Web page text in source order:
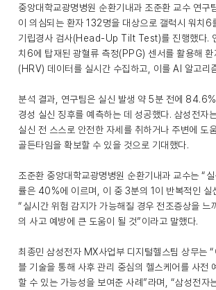
중앙대학교광명병원 순환기내과 조준환 교수 연구
이 의심되는 환자 132명을 대상으로 갤럭시 워치6
기립경사 검사(Head-Up Tilt Test)를 진행했다.
치6에 탑재된 광혈류 측정(PPG) 센서를 활용해 환
(HRV) 데이터를 실시간 수집하고, 이를 AI 알고리
분석 결과, 연구팀은 실신 발생 약 5분 전에
경성 실신 징후를 예측하는 데 성공했다. 삼성전자
실신 전 스스로 안전한 자세를 취하거나 주변에 도
골든타임을 확보할 수 있을 것으로 기대했다.
조준환 중앙대학교광명병원 순환기내과 교수는 “
률은 40%에 이르며, 이 중 3분의 1이 반복적인 실
“실시간 위험 감지가 가능해질 경우 전조증상을 느
의 사고 예방에 큰 도움이 될 것”이라고 말했다.
최종민 삼성전자 MX사업부 디지털헬스팀 상무는
블 기술을 통해 사후 관리 중심의 헬스케어를 사전
할 수 있는 가능성을 보여준 사례”라며, “삼성전자